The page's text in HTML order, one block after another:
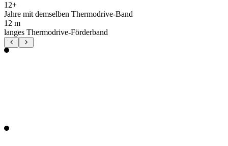
12+
Jahre mit demselben Thermodrive-Band
12 m
langes Thermodrive-Förderband